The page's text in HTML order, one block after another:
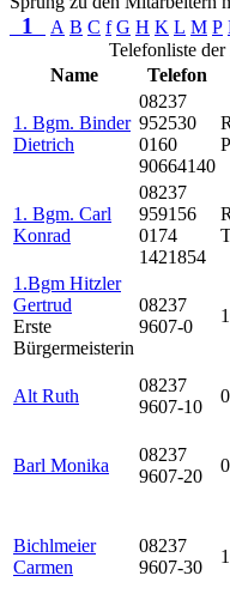
1 A B C f G H K L M P
Telefonliste
Name
Telefon
1. Bgm. Binder
Dietrich
08237
952530
0160
90664140
1. Bgm. Carl
Konrad
08237
959156
0174
1421854
1.Bgm Hitzler
Gertrud
Erste
Bürgermeisterin
08237
9607-0
Alt Ruth
08237
9607-10
Barl Monika
08237
9607-20
Bichlmeier
Carmen
08237
9607-30